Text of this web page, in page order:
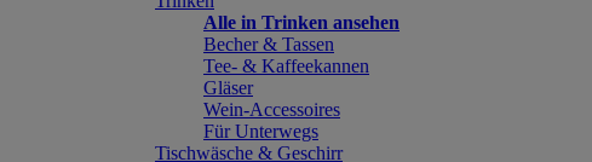
Alle in Trinken ansehen
Becher & Tassen
Tee- & Kaffeekannen
Gläser
Wein-Accessoires
Für Unterwegs
Tischwäsche & Geschirr